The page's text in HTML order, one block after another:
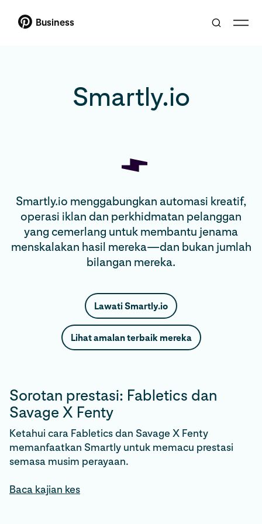
Business
Smartly.io
Smartly.io menggabungkan automasi kreatif,
operasi iklan dan perkhidmatan pelanggan
yang cemerlang untuk membantu jenama
menskalakan hasil mereka—dan bukan jumlah
bilangan mereka.
Lawati Smartly.io
Lihat amalan terbaik mereka
Sorotan prestasi: Fabletics dan
Savage X Fenty
Ketahui cara Fabletics dan Savage X Fenty
memanfaatkan Smartly untuk memacu prestasi
semasa musim perayaan.
Baca kajian kes